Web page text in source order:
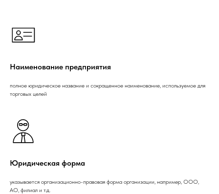
Наименование предприятия
полное юридическое название и сокращенное наименование, используемое для
торговых целей
Юридическая форма
указывается организационно-правовая форма организации, например, ООО,
АО, филиал и т.д.